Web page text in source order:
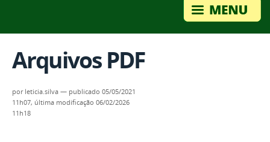
Arquivos PDF
por leticia.silva — publicado 05/05/2021
11h07, última modificação 06/02/2026
11h18